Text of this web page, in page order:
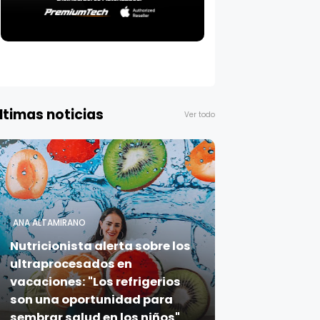
noticias Ver todo
ANA ALTAMIRANO
Nutricionista alerta sobre los
ultraprocesados en
vacaciones: "Los refrigerios
son una oportunidad para